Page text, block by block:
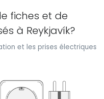
fiches et de
à Reykjavík?
et les prises électriques